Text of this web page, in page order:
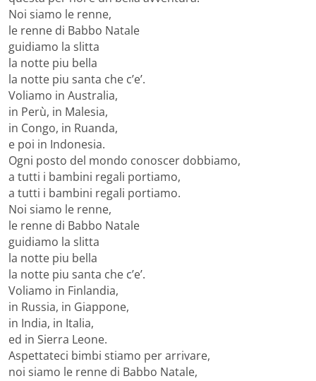
Noi siamo le renne,
le renne di Babbo Natale
guidiamo la slitta
la notte piu bella
la notte piu santa che c’e’.
Voliamo in Australia,
in Perù, in Malesia,
in Congo, in Ruanda,
e poi in Indonesia.
Ogni posto del mondo conoscer dobbiamo,
a tutti i bambini regali portiamo,
a tutti i bambini regali portiamo.
Noi siamo le renne,
le renne di Babbo Natale
guidiamo la slitta
la notte piu bella
la notte piu santa che c’e’.
Voliamo in Finlandia,
in Russia, in Giappone,
in India, in Italia,
ed in Sierra Leone.
Aspettateci bimbi stiamo per arrivare,
noi siamo le renne di Babbo Natale,